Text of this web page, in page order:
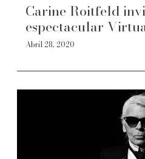
Carine Roitfeld
espectacular
Abril 28, 2020